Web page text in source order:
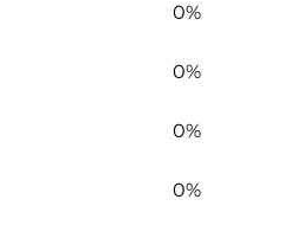
0%
0%
0%
0%